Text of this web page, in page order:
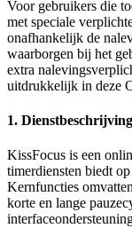
Voor gebruikers die
met speciale
onafhankelijk de
waarborgen bij het
extra
uitdrukkelijk in deze
1. Dienstbeschrijving
KissFocus is een
timerdiensten biedt
Kernfuncties
korte en lange